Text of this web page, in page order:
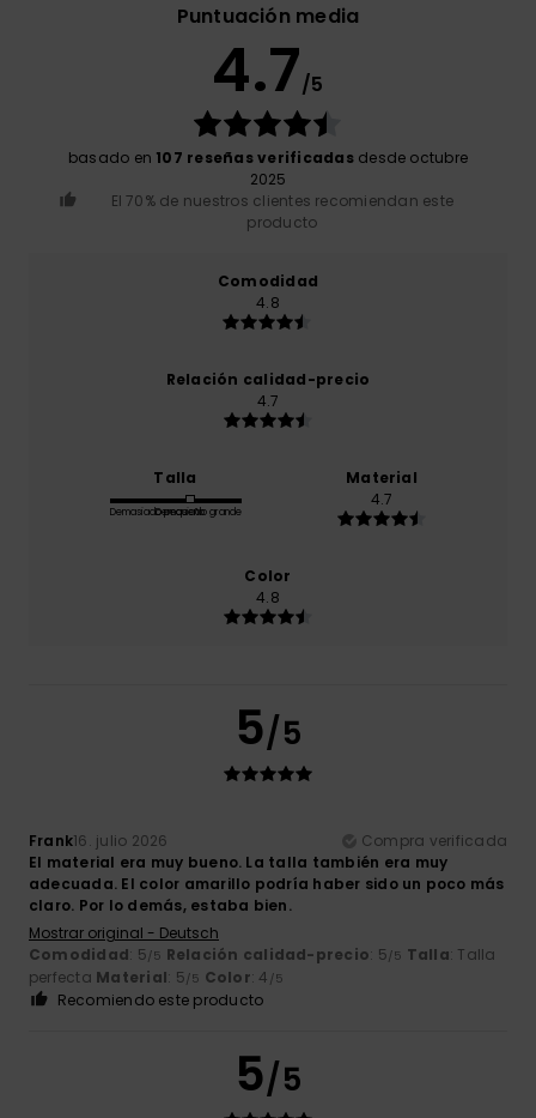
Puntuación media
4.7/5
basado en 107 reseñas verificadasdesde octubre
2025
El 70% de nuestros clientes recomiendan este
producto
Comodidad
4.8
Relación calidad-precio
4.7
Talla
Demasiado pequeño
Demasiado grande
Material
4.7
Color
4.8
5/5
Frank16. julio 2026
Compra verificada
El material era muy bueno. La talla también era muy
adecuada. El color amarillo podría haber sido un poco más
claro. Por lo demás, estaba bien.
Mostrar original - Deutsch
Comodidad: 5/5 Relación calidad-precio: 5/5 Talla: Talla
perfecta Material: 5/5 Color: 4 /5
Recomiendo este producto
5/5